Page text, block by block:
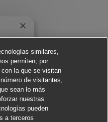
similares,
permiten, por
la que se visitan
de visitantes,
sean lo más
nuestras
pueden
a terceros
Cerrar notificación de